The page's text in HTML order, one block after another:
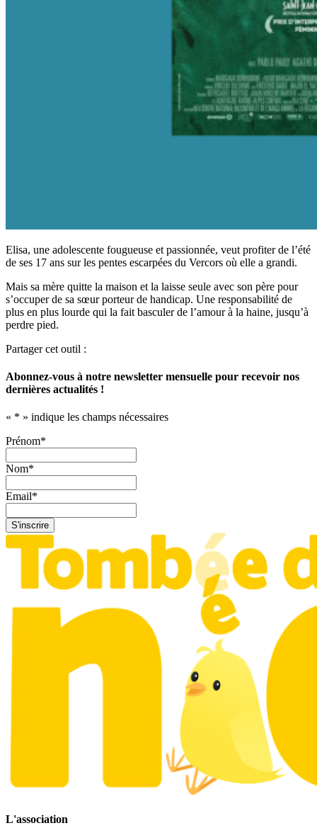
Elisa, une adolescente fougueuse et passionnée, veut profiter de l’été
de ses 17 ans sur les pentes escarpées du Vercors où elle a grandi.
Mais sa mère quitte la maison et la laisse seule avec son père pour
s’occuper de sa sœur porteur de handicap. Une responsabilité de
plus en plus lourde qui la fait basculer de l’amour à la haine, jusqu’à
perdre pied.
Partager cet outil :
Abonnez-vous à notre newsletter mensuelle pour recevoir nos
dernières actualités !
« * » indique les champs nécessaires
Prénom*
Nom*
Email*
S'inscrire
L'association